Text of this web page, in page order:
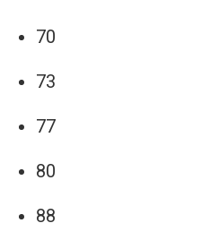
70
73
77
80
88